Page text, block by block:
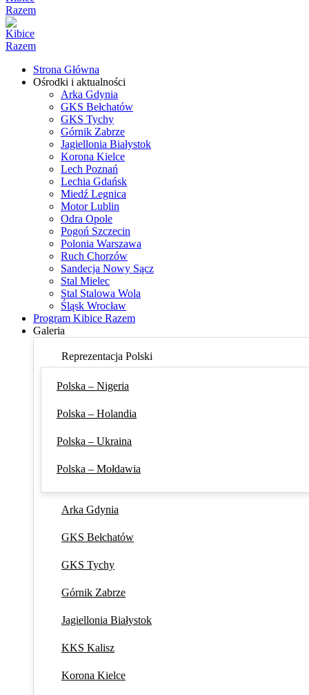
Strona Główna
Ośrodki i aktualności
Arka Gdynia
GKS Bełchatów
GKS Tychy
Górnik Zabrze
Jagiellonia Białystok
Korona Kielce
Lech Poznań
Lechia Gdańsk
Miedź Legnica
Motor Lublin
Odra Opole
Pogoń Szczecin
Polonia Warszawa
Ruch Chorzów
Sandecja Nowy Sącz
Stal Mielec
Stal Stalowa Wola
Śląsk Wrocław
Program Kibice Razem
Galeria
Reprezentacja Polski
Polska – Nigeria
Polska – Holandia
Polska – Ukraina
Polska – Mołdawia
Arka Gdynia
GKS Bełchatów
GKS Tychy
Górnik Zabrze
Jagiellonia Białystok
KKS Kalisz
Korona Kielce